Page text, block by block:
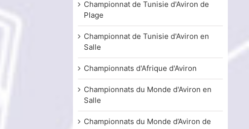
Championnat de Tunisie d'Aviron de
Plage
Championnat de Tunisie d'Aviron en
Salle
Championnats d'Afrique d'Aviron
Championnats du Monde d'Aviron en
Salle
Championnats du Monde d’Aviron de